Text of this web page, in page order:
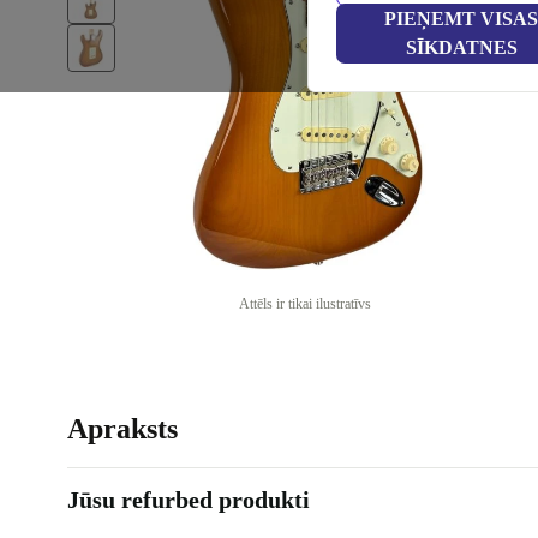
PIEŅEMT VISAS
SĪKDATNES
Attēls ir tikai ilustratīvs
Apraksts
Jūsu refurbed produkti